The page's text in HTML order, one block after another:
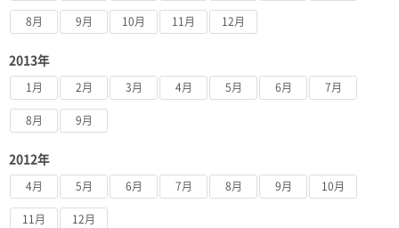
8月 9月 10月 11月 12月
2013年
1月 2月 3月 4月 5月 6月 7月
8月 9月
2012年
4月 5月 6月 7月 8月 9月 10月
11月 12月